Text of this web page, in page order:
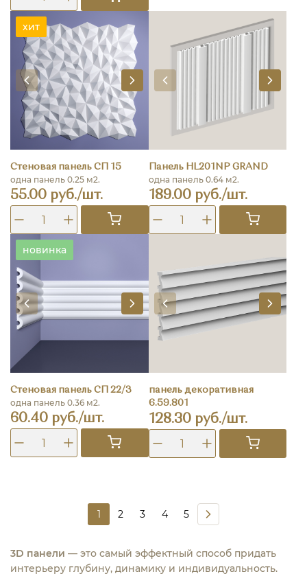
хит
Стеновая панель СП 15
одна панель 0.25 м2.
55.00 руб./шт.
Панель HL201NP GRAND
одна панель 0.64 м2.
189.00 руб./шт.
новинка
Стеновая панель СП 22/3
одна панель 0.36 м2.
60.40 руб./шт.
панель декоративная
6.59.801
128.30 руб./шт.
1 2 3 4 5
3D панели — это самый эффектный способ придать
интерьеру глубину, динамику и индивидуальность.